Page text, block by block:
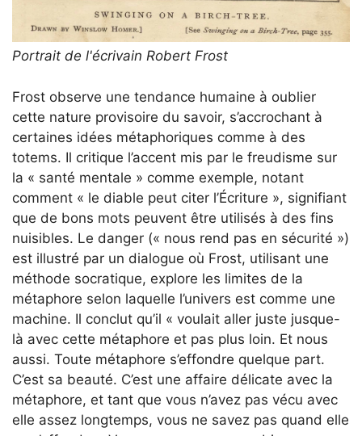
Portrait de l'écrivain Robert Frost
Frost observe une tendance humaine à oublier
cette nature provisoire du savoir, s’accrochant à
certaines idées métaphoriques comme à des
totems. Il critique l’accent mis par le freudisme sur
la « santé mentale » comme exemple, notant
comment « le diable peut citer l’Écriture », signifiant
que de bons mots peuvent être utilisés à des fins
nuisibles. Le danger (« nous rend pas en sécurité »)
est illustré par un dialogue où Frost, utilisant une
méthode socratique, explore les limites de la
métaphore selon laquelle l’univers est comme une
machine. Il conclut qu’il « voulait aller juste jusque-
là avec cette métaphore et pas plus loin. Et nous
aussi. Toute métaphore s’effondre quelque part.
C’est sa beauté. C’est une affaire délicate avec la
métaphore, et tant que vous n’avez pas vécu avec
elle assez longtemps, vous ne savez pas quand elle